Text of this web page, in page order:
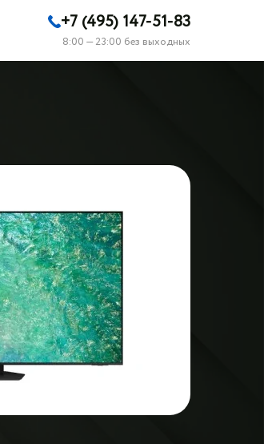
+7 (495) 147-51-83
8:00 — 23:00 без выходных